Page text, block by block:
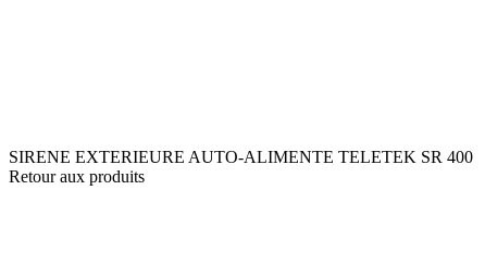
SIRENE EXTERIEURE AUTO-ALIMENTE TELETEK SR 400
Retour aux produits